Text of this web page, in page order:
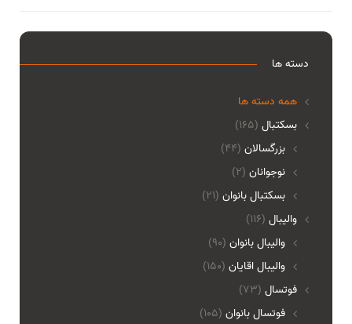
دسته ها
همه دسته ها
(165) بسکتبال
بزرگسالان (44)
نوجوانان (2)
بسکتبال بانوان (21)
(116) والیبال
واليبال بانوان (90)
واليبال اقايان (150)
(73) فوتسال
فوتسال بانوان (105)